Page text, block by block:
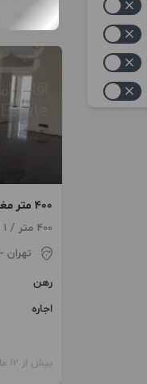
400 متر مغازه نیاوران
400 متر / 1 اتاق / ساخت 1400
تهران
رهن
اجاره
بیش از 12 ماه پیش